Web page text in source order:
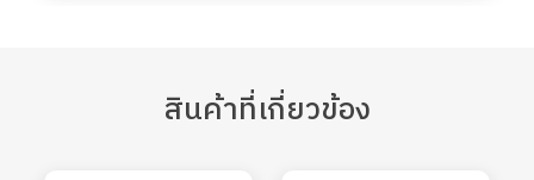
สินค้าที่เกี่ยวข้อง